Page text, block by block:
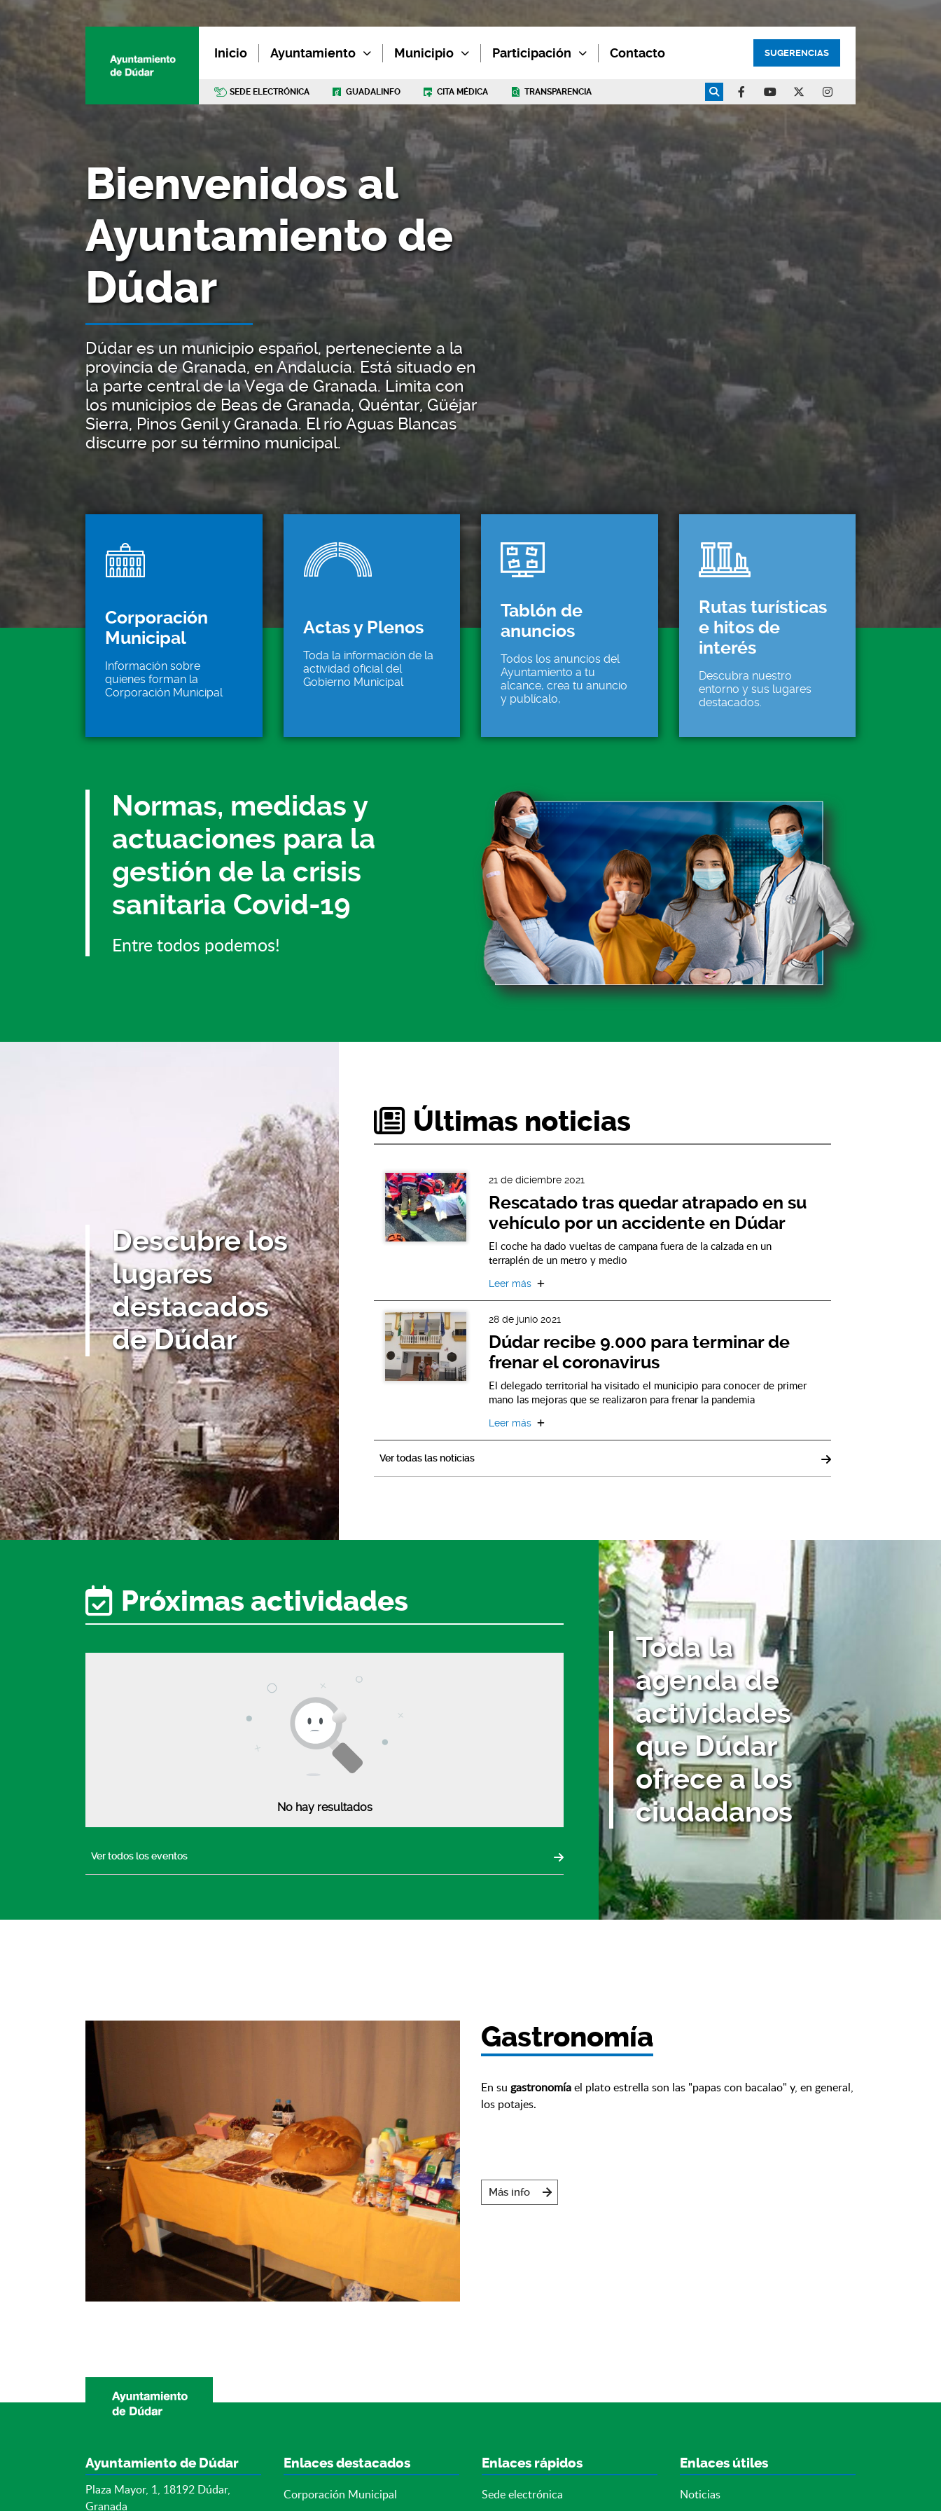
Inicio Ayuntamiento Municipio Participación Contacto SUGERENCIAS
SEDE ELECTRÓNICA GUADALINFO CITA MÉDICA TRANSPARENCIA
Bienvenidos al
Ayuntamiento de
Dúdar
Dúdar es un municipio español, perteneciente a la
provincia de Granada, en Andalucía. Está situado en
la parte central de la Vega de Granada. Limita con
los municipios de Beas de Granada, Quéntar, Güéjar
Sierra, Pinos Genil y Granada. El río Aguas Blancas
discurre por su término municipal.
Corporación
Municipal
Información sobre
quienes forman la
Corporación Municipal
Actas y Plenos
Toda la información de la
actividad oficial del
Gobierno Municipal
Tablón de
anuncios
Todos los anuncios del
Ayuntamiento a tu
alcance, crea tu anuncio
y publícalo,
Rutas turísticas
e hitos de
interés
Descubra nuestro
entorno y sus lugares
destacados.
Normas, medidas y
actuaciones para la
gestión de la crisis
sanitaria Covid-19
Entre todos podemos!
Descubre los
lugares
destacados
de Dúdar
Últimas noticias
21 de diciembre 2021
Rescatado tras quedar atrapado en su
vehículo por un accidente en Dúdar
El coche ha dado vueltas de campana fuera de la calzada en un
terraplén de un metro y medio
Leer más
28 de junio 2021
Dúdar recibe 9.000 para terminar de
frenar el coronavirus
El delegado territorial ha visitado el municipio para conocer de primer
mano las mejoras que se realizaron para frenar la pandemia
Leer más
Ver todas las noticias
Próximas actividades
No hay resultados
Ver todos los eventos
Toda la
agenda de
actividades
que Dúdar
ofrece a los
ciudadanos
Gastronomía
En su gastronomíael plato estrella son las "papas con bacalao" y, en general,
los potajes.
Más info
Ayuntamiento de Dúdar
Plaza Mayor, 1, 18192 Dúdar,
Granada
Enlaces destacados
Corporación Municipal
Enlaces rápidos
Sede electrónica
Enlaces útiles
Noticias